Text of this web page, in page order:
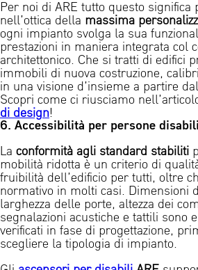
Per noi di ARE tutto questo significa
nell’ottica della massima
ogni impianto svolga la sua
prestazioni in maniera integrata col
architettonico. Che si tratti di edifici
immobili di nuova costruzione,
in una visione d’insieme a partire
Scopri come ci riusciamo
di design!
6. Accessibilità per persone disabili
La conformità agli standard stabiliti
mobilità ridotta è un criterio di
fruibilità dell’edificio per tutti, oltre
normativo in molti casi. Dimensioni
larghezza delle porte, altezza dei
segnalazioni acustiche e tattili sono
verificati in fase di progettazione,
scegliere la tipologia di impianto.